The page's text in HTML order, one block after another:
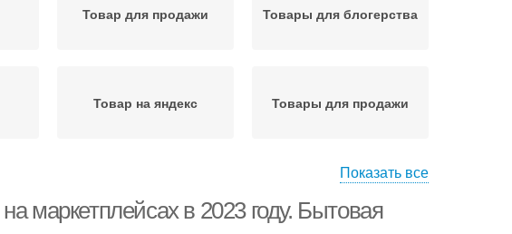
Товар для продажи Товары для блогерства
Товар на яндекс Товары для продажи
Показать все
маркетплейсах в 2023 году. Бытовая